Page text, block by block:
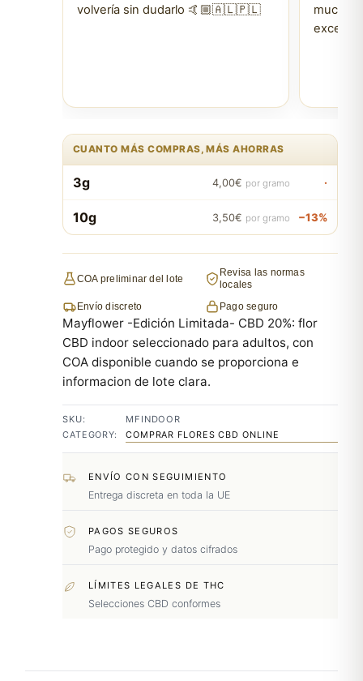
volvería sin dudarlo 🤙🏼🇦🇱🇵🇱
CUANTO MÁS COMPRAS, MÁS AHORRAS
3g 4,00€ por gramo ·
10g 3,50€ por gramo −13%
COA preliminar del lote
Revisa las normas
locales
Envío discreto
Pago seguro
Mayflower -Edición Limitada- CBD 20%: flor
CBD indoor seleccionado para adultos, con
COA disponible cuando se proporciona e
informacion de lote clara.
SKU:
MFINDOOR
CATEGORY:
COMPRAR FLORES CBD ONLINE
ENVÍO CON SEGUIMIENTO
Entrega discreta en toda la UE
PAGOS SEGUROS
Pago protegido y datos cifrados
LÍMITES LEGALES DE THC
Selecciones CBD conformes